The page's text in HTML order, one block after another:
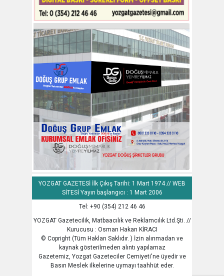
YOZGAT GAZETESİ İlk Çıkış Tarihi: 1 Mart 1974 // WEB
SİTESİ Yayın başlangıcı : 1 Mart 2006
Tel: +90 (354) 212 46 46
YOZGAT Gazetecilik, Matbaacılık ve Reklamcılık Ltd.Şti. //
Kurucusu : Osman Hakan KİRACI
© Copright (Tüm Hakları Saklıdır. ) İzin alınmadan ve
kaynak gösterilmeden alıntı yapılamaz
Gazetemiz, Yozgat Gazeteciler Cemiyeti'ne üyedir ve
Basın Meslek ilkelerine uymayı taahhüt eder.